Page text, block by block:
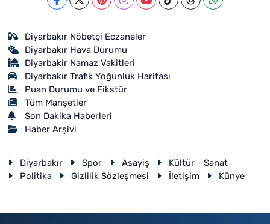
Diyarbakır Nöbetçi Eczaneler
Diyarbakır Hava Durumu
Diyarbakir Namaz Vakitleri
Diyarbakır Trafik Yoğunluk Haritası
Puan Durumu ve Fikstür
Tüm Manşetler
Son Dakika Haberleri
Haber Arşivi
Diyarbakır Spor Asayiş
Kültür - Sanat
Politika
Gizlilik Sözleşmesi İletişim Künye